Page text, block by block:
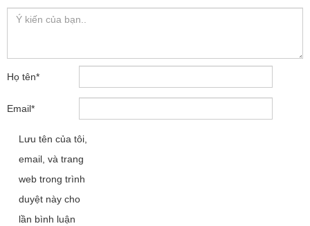
Họ tên*
Email*
Lưu tên của tôi,
email, và trang
web trong trình
duyệt này cho
lần bình luận